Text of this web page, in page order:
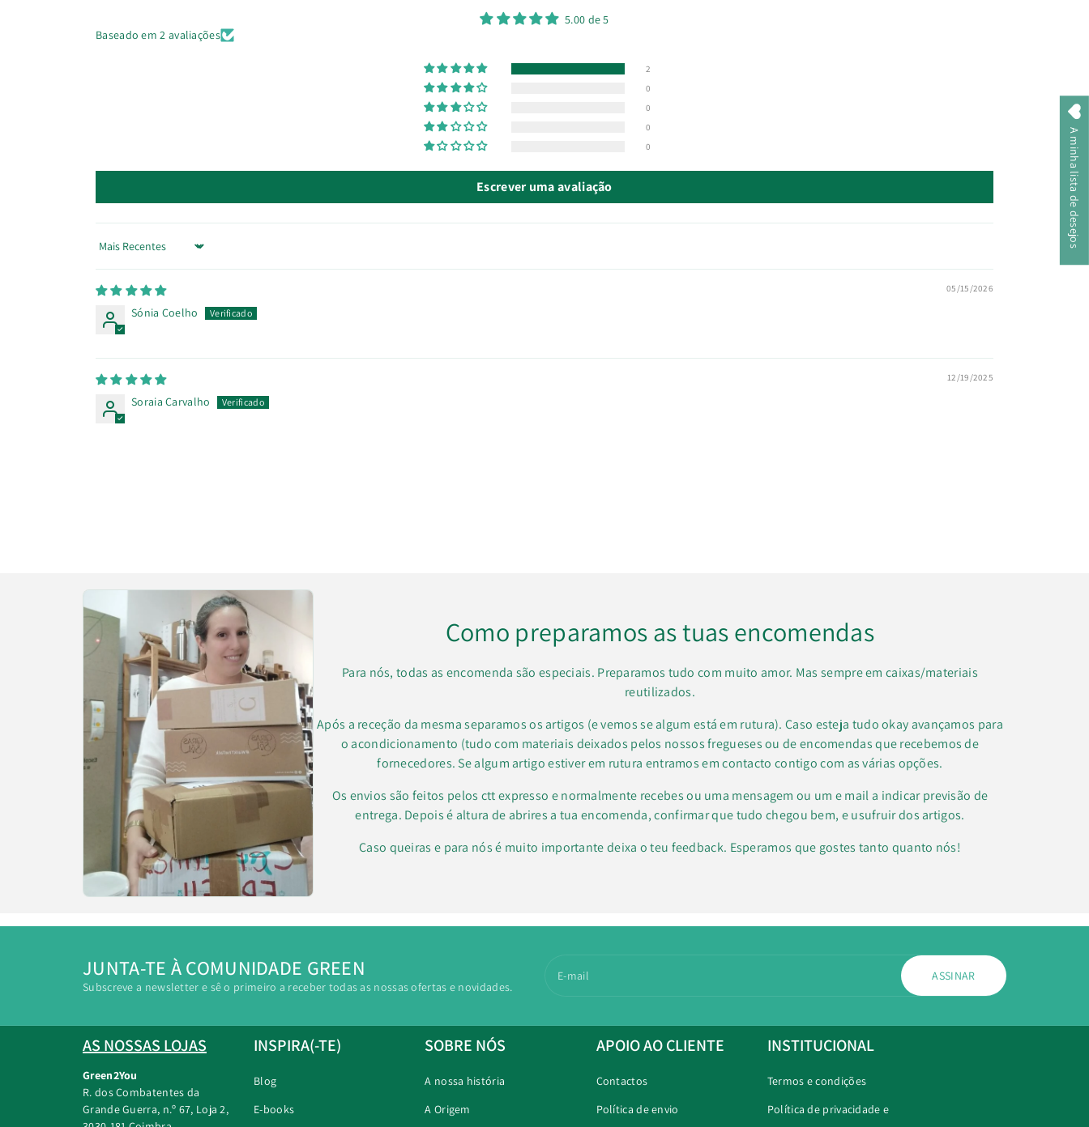
5.00 de 5
Baseado em 2 avaliações
2
0
0
0
0
Escrever uma avaliação
Sort by
05/15/2026
Sónia Coelho
12/19/2025
Soraia Carvalho
Como preparamos as tuas encomendas
Para nós, todas as encomenda são especiais. Preparamos tudo com muito amor. Mas sempre em caixas/materiais
reutilizados.
Após a receção da mesma separamos os artigos (e vemos se algum está em rutura). Caso esteja tudo okay avançamos para
o acondicionamento (tudo com materiais deixados pelos nossos fregueses ou de encomendas que recebemos de
fornecedores. Se algum artigo estiver em rutura entramos em contacto contigo com as várias opções.
Os envios são feitos pelos ctt expresso e normalmente recebes ou uma mensagem ou um e mail a indicar previsão de
entrega. Depois é altura de abrires a tua encomenda, confirmar que tudo chegou bem, e usufruir dos artigos.
Caso queiras e para nós é muito importante deixa o teu feedback. Esperamos que gostes tanto quanto nós!
JUNTA-TE À COMUNIDADE GREEN
Subscreve a newsletter e sê o primeiro a receber todas as nossas ofertas e novidades.
E-mail ASSINAR
AS NOSSAS LOJAS
Green2You
R. dos Combatentes da
Grande Guerra, n.º 67, Loja 2,
INSPIRA(-TE)
Blog
E-books
SOBRE NÓS
A nossa história
A Origem
APOIO AO CLIENTE
Contactos
Política de envio
INSTITUCIONAL
Termos e condições
Política de privacidade e
A minha lista de desejos